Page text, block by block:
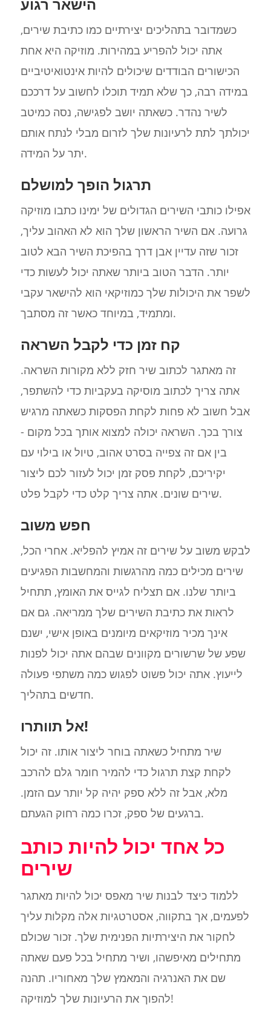
כשמדובר בתהליכים יצירתיים כמו כתיבת שירים,
אתה יכול להפריע במהירות. מוזיקה היא אחת
הכישורים הבודדים שיכולים להיות אינטואיטיביים
במידה רבה, כך שלא תמיד תוכלו לחשוב על דרככם
לשיר נהדר. כשאתה יושב לפגישה, נסה כמיטב
יכולתך לתת לרעיונות שלך לזרום מבלי לנתח אותם
יתר על המידה.
תרגול הופך למושלם
אפילו כותבי השירים הגדולים של ימינו כתבו מוזיקה
גרועה. אם השיר הראשון שלך הוא לא האהוב עליך,
זכור שזה עדיין אבן דרך בהפיכת השיר הבא לטוב
יותר. הדבר הטוב ביותר שאתה יכול לעשות כדי
לשפר את היכולות שלך כמוזיקאי הוא להישאר עקבי
ומתמיד, במיוחד כאשר זה מסתבך.
קח זמן כדי לקבל השראה
זה מאתגר לכתוב שיר חזק ללא מקורות השראה.
אתה צריך לכתוב מוסיקה בעקביות כדי להשתפר,
אבל חשוב לא פחות לקחת הפסקות כשאתה מרגיש
צורך בכך. השראה יכולה למצוא אותך בכל מקום -
בין אם זה צפייה בסרט אהוב, טיול או בילוי עם
יקיריכם, לקחת פסק זמן יכול לעזור לכם ליצור
שירים שונים. אתה צריך קלט כדי לקבל פלט.
חפש משוב
לבקש משוב על שירים זה אמיץ להפליא. אחרי הכל,
שירים מכילים כמה מהרגשות והמחשבות הפגיעים
ביותר שלנו. אם תצליח לגייס את האומץ, תתחיל
לראות את כתיבת השירים שלך ממריאה. גם אם
אינך מכיר מוזיקאים מיומנים באופן אישי, ישנם
שפע של שרשורים מקוונים שבהם אתה יכול לפנות
לייעוץ. אתה יכול פשוט לפגוש כמה משתפי פעולה
חדשים בתהליך.
אל תוותרו!
שיר מתחיל כשאתה בוחר ליצור אותו. זה יכול
לקחת קצת תרגול כדי להמיר חומר גלם להרכב
מלא, אבל זה ללא ספק יהיה קל יותר עם הזמן.
ברגעים של ספק, זכרו כמה רחוק הגעתם.
כל אחד יכול להיות כותב
שירים
ללמוד כיצד לבנות שיר מאפס יכול להיות מאתגר
לפעמים, אך בתקווה, אסטרטגיות אלה מקלות עליך
לחקור את היצירתיות הפנימית שלך. זכור שכולם
מתחילים מאיפשהו, ושיר מתחיל בכל פעם שאתה
שם את האנרגיה והמאמץ שלך מאחוריו. תהנה
להפוך את הרעיונות שלך למוזיקה!